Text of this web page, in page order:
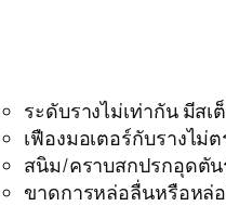
ระดับรางไม่เท่ากัน มีสเ
เฟืองมอเตอร์กับรางไม่
สนิม/คราบสกปรกอุดตั
ขาดการหล่อลื่นหรือหล่